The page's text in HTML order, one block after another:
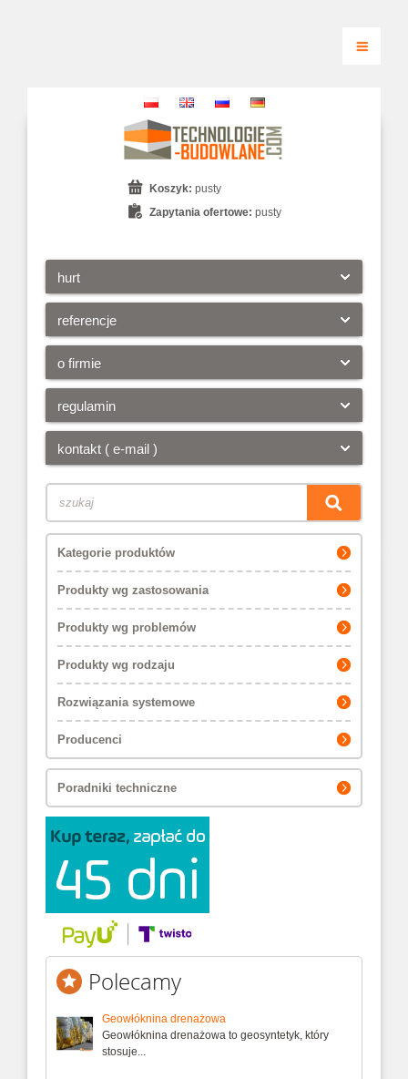
hurt
referencje
o firmie
regulamin
kontakt ( e-mail )
Koszyk: pusty
Zapytania ofertowe: pusty
Kategorie produktów
Produkty wg zastosowania
Produkty wg problemów
Produkty wg rodzaju
Rozwiązania systemowe
Producenci
Poradniki techniczne
Polecamy
Geowłóknina drenażowa
Geowłóknina drenażowa to geosyntetyk, który
stosuje...